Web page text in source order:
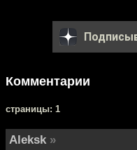
Комментарии
cтраницы: 1
Aleksk »